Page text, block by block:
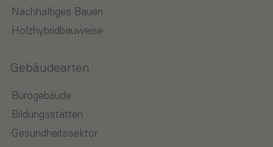
Nachhaltiges Bauen
Holzhybridbauweise
Gebäudearten
Bürogebäude
Bildungsstätten
Gesundheitssektor